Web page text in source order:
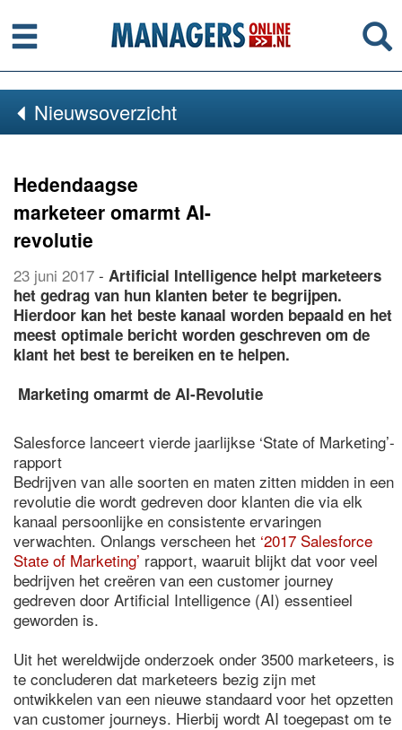
Menu
Nieuwsoverzicht
Hedendaagse
marketeer omarmt AI-
revolutie
23 juni 2017 - Artificial Intelligence helpt marketeers
het gedrag van hun klanten beter te begrijpen.
Hierdoor kan het beste kanaal worden bepaald en het
meest optimale bericht worden geschreven om de
klant het best te bereiken en te helpen.
Marketing omarmt de AI-Revolutie
Salesforce lanceert vierde jaarlijkse ‘State of Marketing’-
rapport
Bedrijven van alle soorten en maten zitten midden in een
revolutie die wordt gedreven door klanten die via elk
kanaal persoonlijke en consistente ervaringen
verwachten. Onlangs verscheen het ‘2017 Salesforce
State of Marketing’ rapport, waaruit blijkt dat voor veel
bedrijven het creëren van een customer journey
gedreven door Artificial Intelligence (AI) essentieel
geworden is.
Uit het wereldwijde onderzoek onder 3500 marketeers, is
te concluderen dat marketeers bezig zijn met
ontwikkelen van een nieuwe standaard voor het opzetten
van customer journeys. Hierbij wordt AI toegepast om te